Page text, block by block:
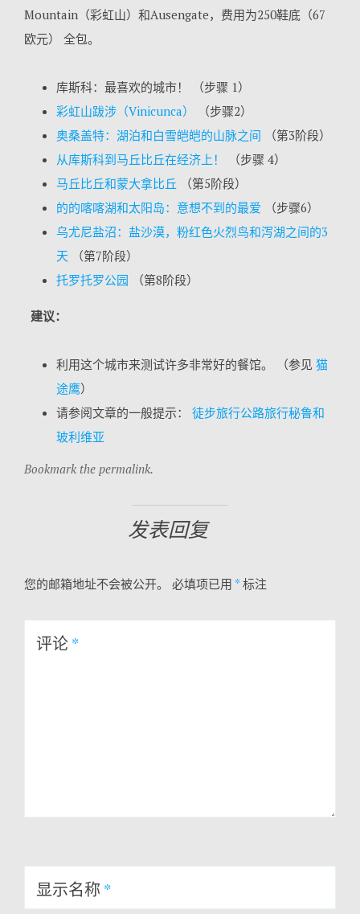
Mountain（彩虹山）和Ausengate，费用为250鞋底（67
欧元） 全包。
库斯科：最喜欢的城市！ （步骤 1）
彩虹山跋涉（Vinicunca）
（步骤2）
奥桑盖特：湖泊和白雪皑皑的山脉之间
（第3阶段）
从库斯科到马丘比丘在经济上！
（步骤 4）
马丘比丘和蒙大拿比丘 （第5阶段）
的的喀喀湖和太阳岛：意想不到的最爱 （步骤6）
乌尤尼盐沼：盐沙漠，粉红色火烈鸟和泻湖之间的3
天
（第7阶段）
托罗托罗公园 （第8阶段）
建议：
利用这个城市来测试许多非常好的餐馆。 （参见 猫
途鹰）
请参阅文章的一般提示： 徒步旅行公路旅行秘鲁和
玻利维亚
Bookmark the permalink.
发表回复
您的邮箱地址不会被公开。 必填项已用 *标注
评论*
显示名称 *